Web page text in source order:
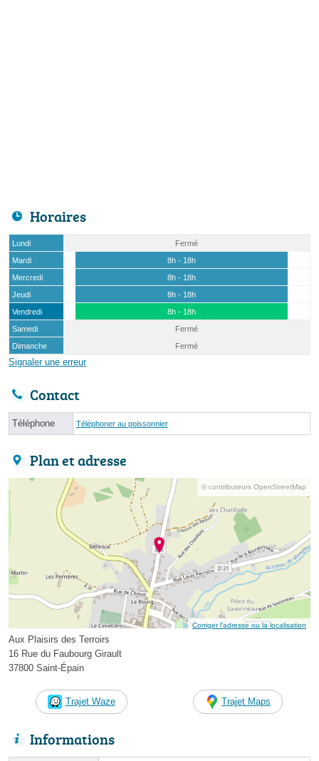
Horaires
Lundi
Fermé
Mardi
8h - 18h
Mercredi
8h - 18h
Jeudi
8h - 18h
Vendredi
8h - 18h
Samedi
Fermé
Dimanche
Fermé
Signaler une erreur
Contact
Téléphone Téléphoner au poissonnier
Plan et adresse
© contributeurs OpenStreetMap
Corriger l’adresse ou la localisation
Aux Plaisirs des Terroirs
16 Rue du Faubourg Girault
37800 Saint-Épain
Trajet Waze Trajet Maps
Informations